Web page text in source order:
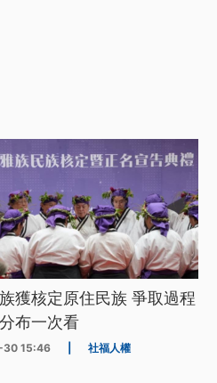
獲核定原住民族 爭取過程
布一次看
15:46 社福人權